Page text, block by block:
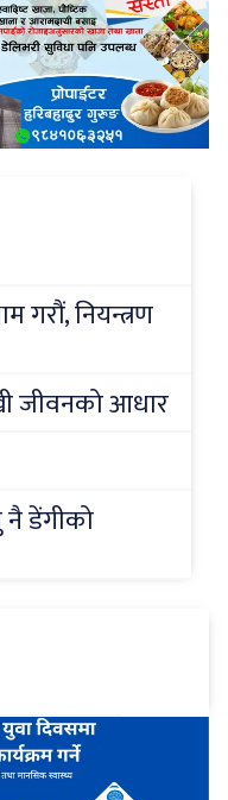
गरौं, नियन्त्रण
जीवनको आधार
नै डेंगीको